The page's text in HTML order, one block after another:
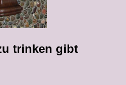
trinken gibt